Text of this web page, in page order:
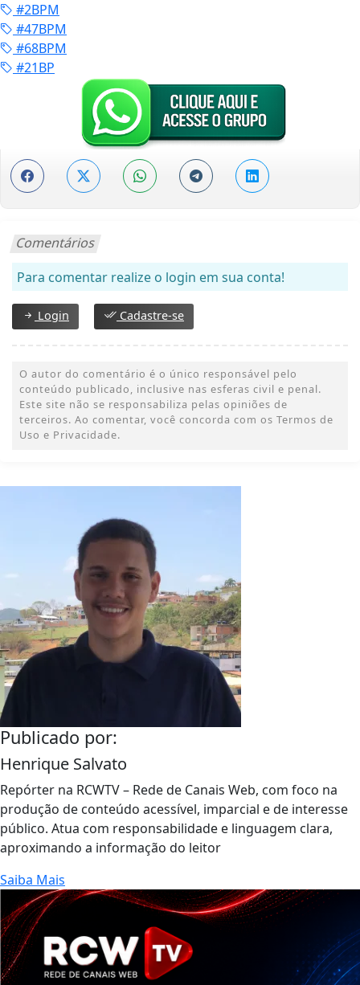
#2BPM
#47BPM
#68BPM
#21BP
Comentários
Para comentar realize o login em sua conta!
Login Cadastre-se
O autor do comentário é o único responsável pelo
conteúdo publicado, inclusive nas esferas civil e penal.
Este site não se responsabiliza pelas opiniões de
terceiros. Ao comentar, você concorda com os Termos de
Uso e Privacidade.
Publicado por:
Henrique Salvato
Repórter na RCWTV – Rede de Canais Web, com foco na
produção de conteúdo acessível, imparcial e de interesse
público. Atua com responsabilidade e linguagem clara,
aproximando a informação do leitor
Saiba Mais